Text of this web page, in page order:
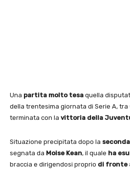
Una partita molto tesa quella
della trentesima giornata di Serie A, tra
terminata con la vittoria della
Situazione precipitata dopo la
segnata da Moise Kean, il quale ha
braccia e dirigendosi proprio di fronte